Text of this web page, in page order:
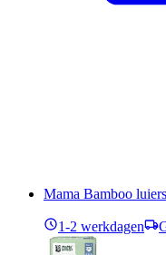
Mama Bamboo
1-2 werkdagen